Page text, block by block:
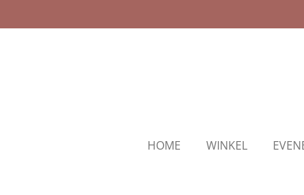
direct
HOME WINKEL